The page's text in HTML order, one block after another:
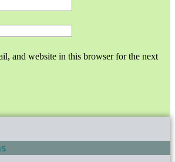
and website in this browser for the next